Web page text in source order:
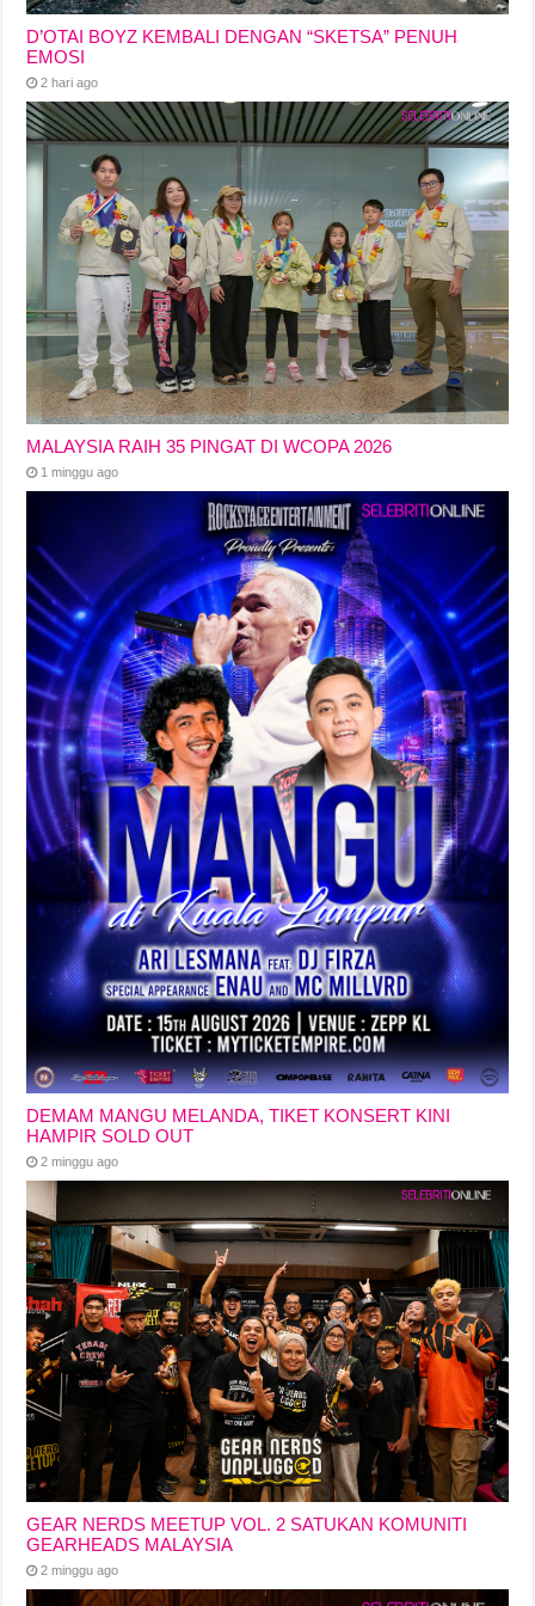
D’OTAI BOYZ KEMBALI DENGAN “SKETSA” PENUH
EMOSI
2 hari ago
MALAYSIA RAIH 35 PINGAT DI WCOPA 2026
1 minggu ago
DEMAM MANGU MELANDA, TIKET KONSERT KINI
HAMPIR SOLD OUT
2 minggu ago
GEAR NERDS MEETUP VOL. 2 SATUKAN KOMUNITI
GEARHEADS MALAYSIA
2 minggu ago